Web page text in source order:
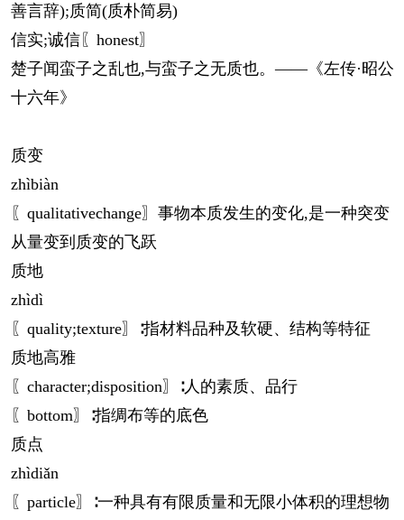
善言辞);质简(质朴简易)
信实;诚信〖honest〗
楚子闻蛮子之乱也,与蛮子之无质也。——《左传·昭公
十六年》
质变
zhìbiàn
〖qualitativechange〗事物本质发生的变化,是一种突变
从量变到质变的飞跃
质地
zhìdì
〖quality;texture〗∶指材料品种及软硬、结构等特征
质地高雅
〖character;disposition〗∶人的素质、品行
〖bottom〗∶指绸布等的底色
质点
zhìdiǎn
〖particle〗∶一种具有有限质量和无限小体积的理想物